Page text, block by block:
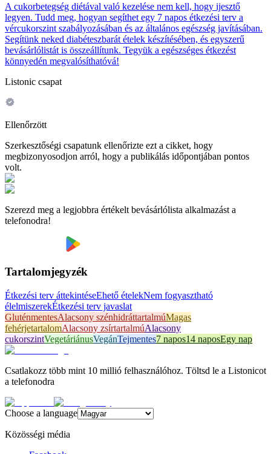
A cukorbetegség diétával való kezelése nem kell, hogy ijesztő
legyen. Tudd meg, hogyan segíthet egy 7 napos étkezési terv a
vércukorszint szabályozásában és az általános egészség javításában.
Segítünk neked diabéteszbarát ételek készítésében, és egyszerű
bevásárlólistát is összeállítunk. Tegyük a egészséges étkezést
könnyedén megvalósíthatóvá!
Listonic csapat
Ellenőrzött
Szerkesztőségi csapatunk ellenőrizte ezt a cikket, hogy
megbizonyosodjon arról, hogy a publikálás időpontjában pontos
volt.
Szerezd meg a legjobbra értékelt bevásárlólista alkalmazást a
telefonodra!
Tartalomjegyzék
Étkezési terv áttekintéseEhető ételekNem fogyasztható
élelmiszerekÉtkezési terv javaslat
GluténmentesAlacsony szénhidráttartalmúMagas
fehérjetartalomAlacsony zsírtartalmúAlacsony
cukorszintVegetáriánusVegánTejmentes7 napos14 naposEgy nap
Csatlakozz több mint 10 millió felhasználóhoz. Töltsd le a Listonicot
a telefonodra
Choose a language
Közösségi média